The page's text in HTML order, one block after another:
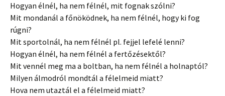
Hogyan élnél, ha nem félnél, mit fognak szólni?
Mit mondanál a főnöködnek, ha nem félnél, hogy ki fog
rúgni?
Mit sportolnál, ha nem félnél pl. fejjel lefelé lenni?
Hogyan élnél, ha nem félnél a fertőzésektől?
Mit vennél meg ma a boltban, ha nem félnél a holnaptól?
Milyen álmodról mondtál a félelmeid miatt?
Hova nem utaztál el a félelmeid miatt?